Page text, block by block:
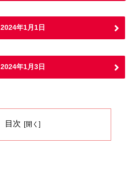
2024年1月1日
2024年1月3日
目次